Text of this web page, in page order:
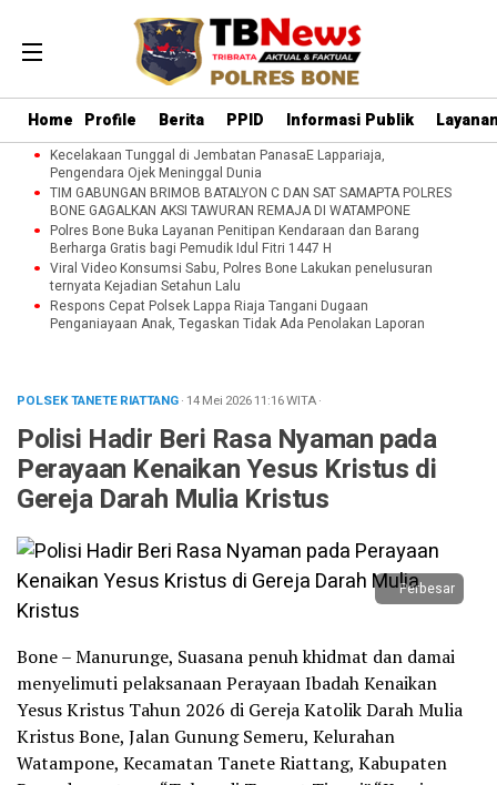
Home Profile Berita PPID Informasi Publik
Kecelakaan Tunggal di Jembatan PanasaE Lappariaja,
Pengendara Ojek Meninggal Dunia
TIM GABUNGAN BRIMOB BATALYON C DAN SAT SAMAPTA POLRES
BONE GAGALKAN AKSI TAWURAN REMAJA DI WATAMPONE
Polres Bone Buka Layanan Penitipan Kendaraan dan Barang
Berharga Gratis bagi Pemudik Idul Fitri 1447 H
Viral Video Konsumsi Sabu, Polres Bone Lakukan penelusuran
ternyata Kejadian Setahun Lalu
Respons Cepat Polsek Lappa Riaja Tangani Dugaan
Penganiayaan Anak, Tegaskan Tidak Ada Penolakan Laporan
POLSEK TANETE RIATTANG· 14 Mei 202611:16WITA·
Polisi Hadir Beri Rasa Nyaman pada
Perayaan Kenaikan Yesus Kristus di
Gereja Darah Mulia Kristus
Perbesar
Bone – Manurunge, Suasana penuh khidmat dan damai
menyelimuti pelaksanaan Perayaan Ibadah Kenaikan
Yesus Kristus Tahun 2026 di Gereja Katolik Darah Mulia
Kristus Bone, Jalan Gunung Semeru, Kelurahan
Watampone, Kecamatan Tanete Riattang, Kabupaten